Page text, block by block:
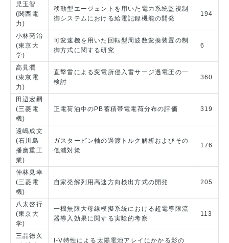
児玉智
(関西電
力)
移動型エージェントを用いた電力系統監視制
御システムにおける給電記録機能の開発
194
小林亮治
(東京大
学)
可変速機を用いた回転型周波数変換装置の制
御方式に関する研究
6
高見潤
(東京電
力)
直撃雷による変電所侵入雷サージ過電圧の一
検討
360
田辺宏嗣
(三菱電
機)
正電荷油中のPB蓄積帯電電荷分布の評価 319
遠嶋成文
(石川島
播磨重工
業)
ガスタービン軸の過渡トルク解析およびその
低減対策
176
仲林見幸
(三菱電
機)
自家発解列用高速方向検出方式の開発 205
八太啓行
(東京大
学)
一機無限大母線模擬系統における超電導限流
器導入効果に関する実験的考察
113
三品徳久
I-V特性による太陽電池アレイにかかる影の